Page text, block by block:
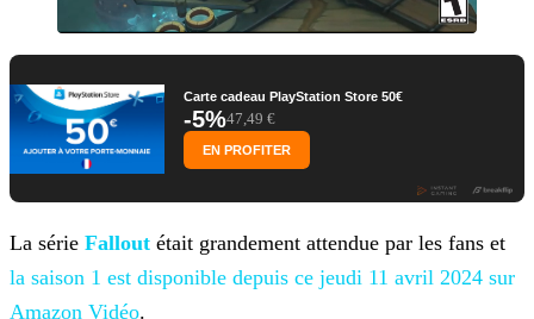
Carte cadeau PlayStation Store 50€
-5%47,49 €
EN PROFITER
La série Fallout était grandement attendue par les fans et
la saison 1 est disponible depuis ce jeudi 11 avril 2024 sur
Amazon Vidéo.